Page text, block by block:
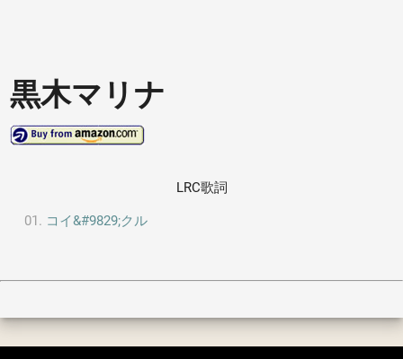
黒木マリナ
LRC歌詞
コイ&#9829;クル